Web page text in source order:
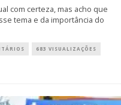
com certeza, mas acho que
tema e da importância do
683 VISUALIZAÇÕES